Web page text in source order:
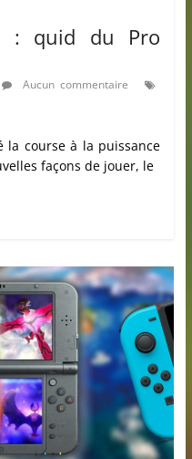
: quid du Pro
Aucun commentaire
course à la puissance
façons de jouer, le